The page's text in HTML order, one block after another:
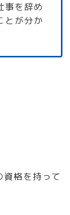
事を辞め
とが分か
格を持って